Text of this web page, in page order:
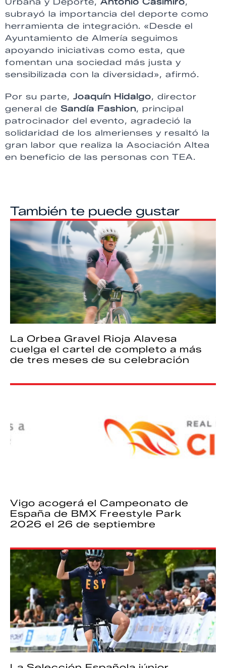
subrayó la importancia del deporte como
herramienta de integración. «Desde el
Ayuntamiento de Almería seguimos
apoyando iniciativas como esta, que
fomentan una sociedad más justa y
sensibilizada con la diversidad», afirmó.
Por su parte, Joaquín Hidalgo, director
general de Sandía Fashion, principal
patrocinador del evento, agradeció la
solidaridad de los almerienses y resaltó la
gran labor que realiza la Asociación Altea
en beneficio de las personas con TEA.
También te puede gustar
La Orbea Gravel Rioja Alavesa
cuelga el cartel de completo a más
de tres meses de su celebración
Vigo acogerá el Campeonato de
España de BMX Freestyle Park
2026 el 26 de septiembre